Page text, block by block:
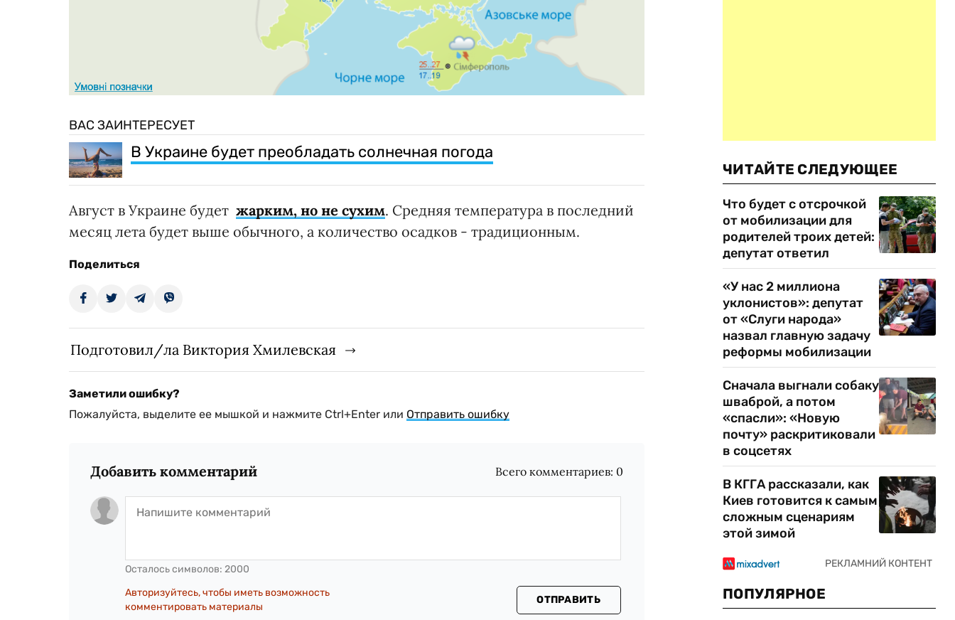
ВАС ЗАИНТЕРЕСУЕТ
В Украине будет преобладать солнечная погода
Август в Украине будет жарким, но не сухим. Средняя температура в последний
месяц лета будет выше обычного, а количество осадков - традиционным.
Поделиться
Подготовил/ла Виктория Хмилевская
Заметили ошибку?
Пожалуйста, выделите ее мышкой и нажмите Ctrl+Enter или Отправить ошибку
Добавить комментарий Всего комментариев: 0
Осталось символов: 2000
Авторизуйтесь, чтобы иметь возможность
комментировать материалы
ОТПРАВИТЬ
ЧИТАЙТЕ СЛЕДУЮЩЕЕ
Что будет с отсрочкой
от мобилизации для
родителей троих детей:
депутат ответил
«У нас 2 миллиона
уклонистов»: депутат
от «Слуги народа»
назвал главную задачу
реформы мобилизации
Сначала выгнали собаку
шваброй, а потом
«спасли»: «Новую
почту» раскритиковали
в соцсетях
В КГГА рассказали, как
Киев готовится к самым
сложным сценариям
этой зимой
ПОПУЛЯРНОЕ